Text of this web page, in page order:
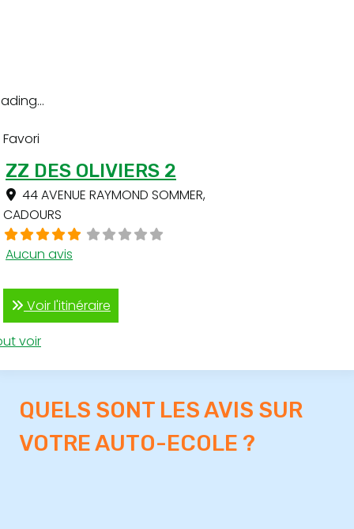
Favori
ZZ DES OLIVIERS 2
44 AVENUE RAYMOND SOMMER,
CADOURS
Aucun avis
Voir l'itinéraire
voir
QUELS SONT LES AVIS SUR
VOTRE AUTO-ECOLE ?